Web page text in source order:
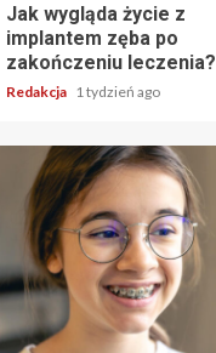
Jak wygląda życie z
implantem zęba po
zakończeniu leczenia?
Redakcja 1 tydzień ago